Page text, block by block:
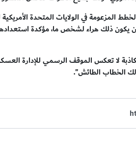
المزعومة في الولايات المتحدة
يكون ذلك هراء لشخص ما، مؤكدة
لا تعكس الموقف الرسمي للإدارة
الخطاب الطائش".